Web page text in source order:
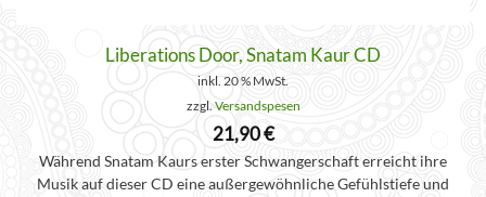
Liberations Door, Snatam Kaur CD
inkl. 20 % MwSt.
zzgl. Versandspesen
21,90€
Während Snatam Kaurs erster Schwangerschaft erreicht ihre
Musik auf dieser CD eine außergewöhnliche Gefühlstiefe und